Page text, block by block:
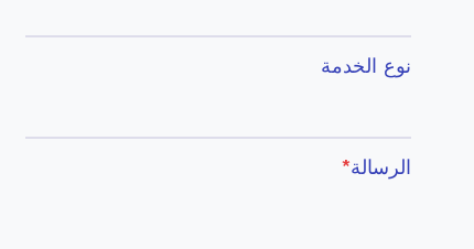
نوع الخدمة
الرسالة*